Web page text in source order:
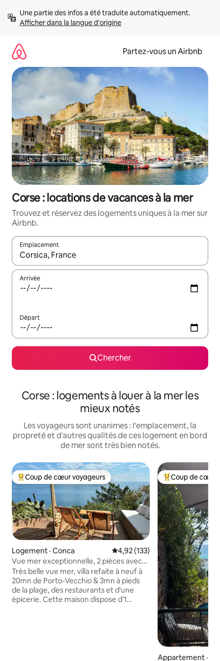
directement
Afficher dans la langue d'origine
Partez-vous un Airbnb
Corse : locations de vacances à la mer
Trouvez et réservez des logements uniques à la mer sur
Airbnb.
Emplacement
Quand les résultats sont affichés, parcourez-les en utilisant
Arrivée
Départ
Chercher
Corse : logements à louer à la mer les
mieux notés
Les voyageurs sont unanimes : l'emplacement, la
propreté et d'autres qualités de ces logement en bord
de mer sont très bien notés.
Coup de cœur voyageurs parmi les plus aimés
Coup de cœur voyageurs
Logement · Conca Note moyenne de 4,92 sur 5,
4,92 (133)
Vue mer exceptionnelle, 2 pièces avec
terrasses
Très belle vue mer, villa refaite à neuf à
20mn de Porto-Vecchio & 3mn à pieds
de la plage, des restaurants et d'une
épicerie. Cette maison dispose d'1
Coup de cœur
Coup de cœur
Appartement ·